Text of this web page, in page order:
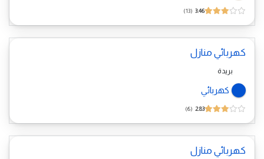
3.46
13
كهربائي منازل
بريدة
كهربائي
2.83
6
كهربائي منازل